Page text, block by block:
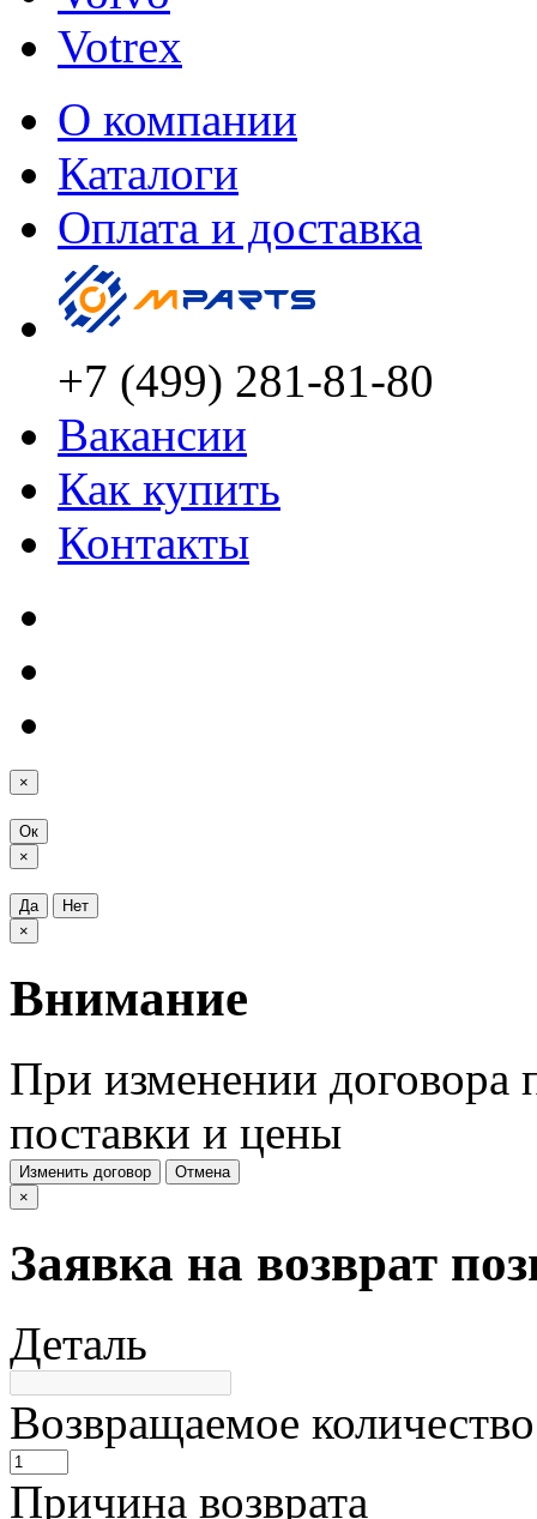
Votrex
О компании
Каталоги
Оплата и доставка
+7 (499) 281-81-80
Вакансии
Как купить
Контакты
×
Ок
×
Да
Нет
×
Внимание
При изменении договора
поставки и цены
Изменить договор
Отмена
×
Заявка на возврат
Деталь
Возвращаемое количество
Причина возврата